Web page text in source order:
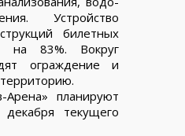
Устройство
билетных
на 83%. Вокруг
ограждение и
Арена» планируют
текущего